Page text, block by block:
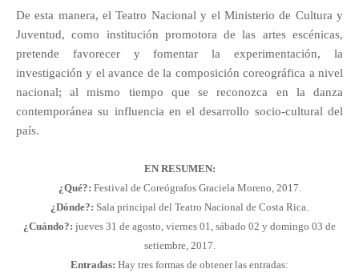
De esta manera, el Teatro Nacional y el Ministerio de Cultura y
Juventud, como institución promotora de las artes escénicas,
pretende favorecer y fomentar la experimentación, la
investigación y el avance de la composición coreográfica a nivel
nacional; al mismo tiempo que se reconozca en la danza
contemporánea su influencia en el desarrollo socio-cultural del
país.
EN RESUMEN:
¿Qué?: Festival de Coreógrafos Graciela Moreno, 2017.
¿Dónde?: Sala principal del Teatro Nacional de Costa Rica.
¿Cuándo?: jueves 31 de agosto, viernes 01, sábado 02 y domingo 03 de
setiembre, 2017.
Entradas: Hay tres formas de obtener las entradas: